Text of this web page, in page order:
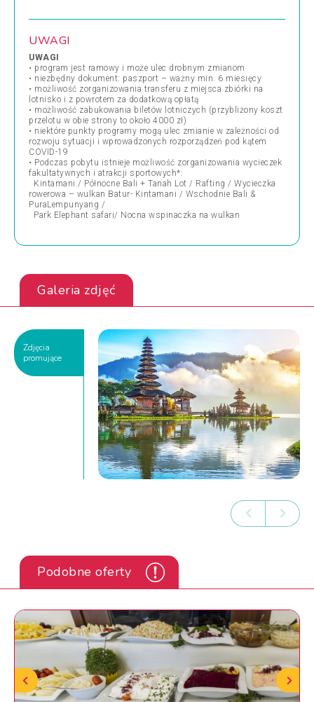
UWAGI
UWAGI
• program jest ramowy i może ulec drobnym zmianom
• niezbędny dokument: paszport – ważny min. 6 miesięcy
• możliwość zorganizowania transferu z miejsca zbiórki na
lotnisko i z powrotem za dodatkową opłatą
• możliwość zabukowania biletów lotniczych (przybliżony koszt
przelotu w obie strony to około 4000 zł)
• niektóre punkty programy mogą ulec zmianie w zależności od
rozwoju sytuacji i wprowadzonych rozporządzeń pod kątem
COVID-19
• Podczas pobytu istnieje możliwość zorganizowania wycieczek
fakultatywnych i atrakcji sportowych*:
Kintamani / Północne Bali + Tanah Lot / Rafting / Wycieczka
rowerowa – wulkan Batur- Kintamani / Wschodnie Bali &
PuraLempunyang /
Park Elephant safari/ Nocna wspinaczka na wulkan
Galeria zdjęć
Zdjęcia
promujące
Podobne oferty